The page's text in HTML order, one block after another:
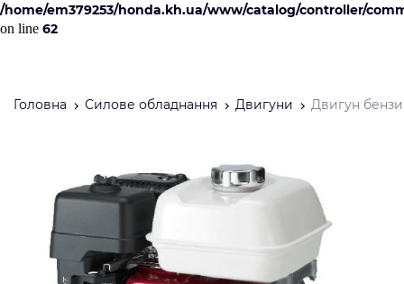
/home/em379253/honda.kh.ua/www/catalog/controller/
on line 62
Головна Силове обладнання Двигуни Двигун